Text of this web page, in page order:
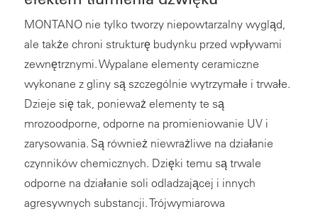
MONTANO nie tylko tworzy niepowtarzalny wygląd,
ale także chroni strukturę budynku przed wpływami
zewnętrznymi. Wypalane elementy ceramiczne
wykonane z gliny są szczególnie wytrzymałe i trwałe.
Dzieje się tak, ponieważ elementy te są
mrozoodporne, odporne na promieniowanie UV i
zarysowania. Są również niewrażliwe na działanie
czynników chemicznych. Dzięki temu są trwale
odporne na działanie soli odladzającej i innych
agresywnych substancji. Trójwymiarowa